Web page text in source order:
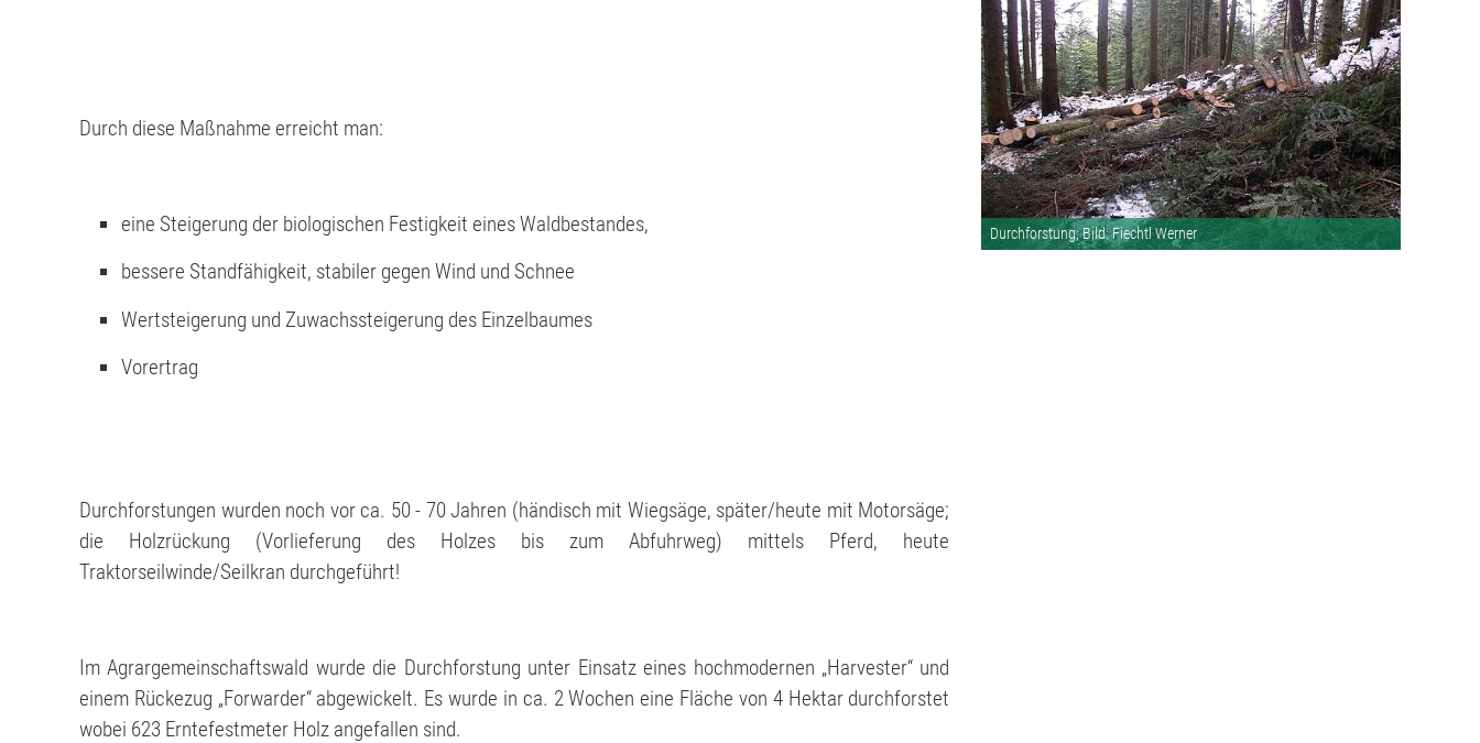
Durch diese Maßnahme erreicht man:
eine Steigerung der biologischen Festigkeit eines Waldbestandes,
bessere Standfähigkeit, stabiler gegen Wind und Schnee
Wertsteigerung und Zuwachssteigerung des Einzelbaumes
Vorertrag
Durchforstungen wurden noch vor ca. 50 - 70 Jahren (händisch mit Wiegsäge, später/heute mit Motorsäge;
die Holzrückung (Vorlieferung des Holzes bis zum Abfuhrweg) mittels Pferd, heute
Traktorseilwinde/Seilkran durchgeführt!
Im Agrargemeinschaftswald wurde die Durchforstung unter Einsatz eines hochmodernen „Harvester“ und
einem Rückezug „Forwarder“ abgewickelt. Es wurde in ca. 2 Wochen eine Fläche von 4 Hektar durchforstet
wobei 623 Erntefestmeter Holz angefallen sind.
Durchforstung; Bild: Fiechtl Werner